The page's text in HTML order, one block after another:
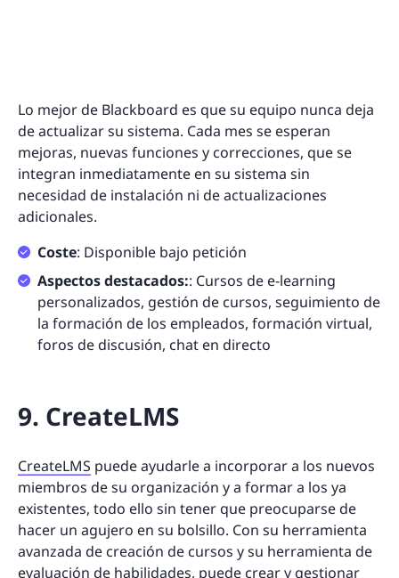
Lo mejor de Blackboard es que su equipo nunca deja
de actualizar su sistema. Cada mes se esperan
mejoras, nuevas funciones y correcciones, que se
integran inmediatamente en su sistema sin
necesidad de instalación ni de actualizaciones
adicionales.
Coste: Disponible bajo petición
Aspectos destacados:: Cursos de e-learning
personalizados, gestión de cursos, seguimiento de
la formación de los empleados, formación virtual,
foros de discusión, chat en directo
9. CreateLMS
CreateLMS puede ayudarle a incorporar a los nuevos
miembros de su organización y a formar a los ya
existentes, todo ello sin tener que preocuparse de
hacer un agujero en su bolsillo. Con su herramienta
avanzada de creación de cursos y su herramienta de
evaluación de habilidades, puede crear y gestionar